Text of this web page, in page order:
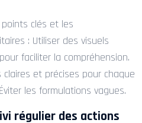
clés et les
: Utiliser des visuels
faciliter la compréhension.
et précises pour chaque
les formulations vagues.
régulier des actions